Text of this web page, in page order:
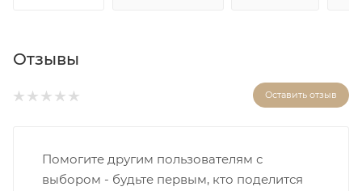
Отзывы
Оставить отзыв
Помогите другим пользователям с
выбором - будьте первым, кто поделится